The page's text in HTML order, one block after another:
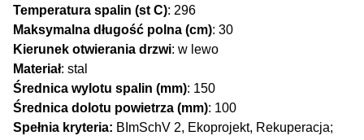
Temperatura spalin (st C): 296
Maksymalna długość polna (cm): 30
Kierunek otwierania drzwi: w lewo
Materiał: stal
Średnica wylotu spalin (mm): 150
Średnica dolotu powietrza (mm): 100
Spełnia kryteria: BImSchV 2, Ekoprojekt, Rekuperacja;